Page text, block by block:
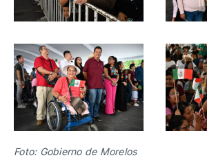
Foto: Gobierno de Morelos